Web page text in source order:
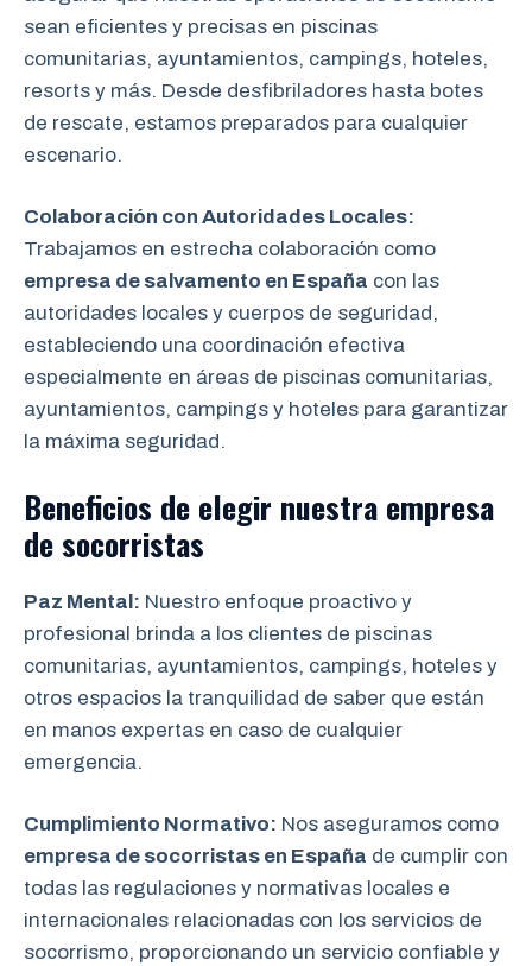
sean eficientes y precisas en piscinas
comunitarias, ayuntamientos, campings, hoteles,
resorts y más. Desde desfibriladores hasta botes
de rescate, estamos preparados para cualquier
escenario.
Colaboración con Autoridades Locales:
Trabajamos en estrecha colaboración como
empresa de salvamento en España con las
autoridades locales y cuerpos de seguridad,
estableciendo una coordinación efectiva
especialmente en áreas de piscinas comunitarias,
ayuntamientos, campings y hoteles para garantizar
la máxima seguridad.
Beneficios de elegir nuestra empresa
de socorristas
Paz Mental: Nuestro enfoque proactivo y
profesional brinda a los clientes de piscinas
comunitarias, ayuntamientos, campings, hoteles y
otros espacios la tranquilidad de saber que están
en manos expertas en caso de cualquier
emergencia.
Cumplimiento Normativo: Nos aseguramos como
empresa de socorristas en España de cumplir con
todas las regulaciones y normativas locales e
internacionales relacionadas con los servicios de
socorrismo, proporcionando un servicio confiable y